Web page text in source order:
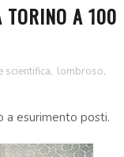
TORINO A 100
scientifica, lombroso,
a esurimento posti.